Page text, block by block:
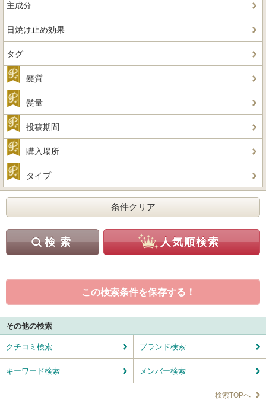
主成分
日焼け止め効果
タグ
髪質
髪量
投稿期間
購入場所
タイプ
この検索条件を保存する！
その他の検索
クチコミ検索 ブランド検索
キーワード検索 メンバー検索
検索TOPへ